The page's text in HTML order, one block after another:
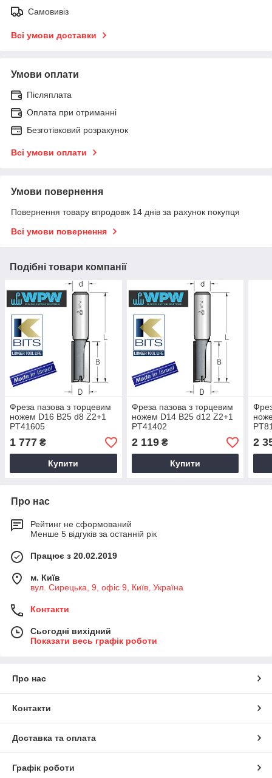
Самовивіз
Всі умови доставки
Умови оплати
Післяплата
Оплата при отриманні
Безготівковий розрахунок
Всі умови оплати
Умови повернення
Повернення товару впродовж 14 днів за рахунок покупця
Всі умови повернення
Подібні товари компанії
Фреза пазова з торцевим
ножем D16 B25 d8 Z2+1
PT41605
1 777 ₴
Купити
Фреза пазова з торцевим
ножем D14 B25 d12 Z2+1
PT41402
2 119₴
Купити
2
Про нас
Рейтинг не сформований
Менше 5 відгуків за останній рік
Працює з 20.02.2019
м. Київ
вул. Сирецька, 9, офіс 9, Київ, Україна
Контакти
Сьогодні вихідний
Показати весь графік роботи
Про нас
Контакти
Доставка та оплата
Графік роботи